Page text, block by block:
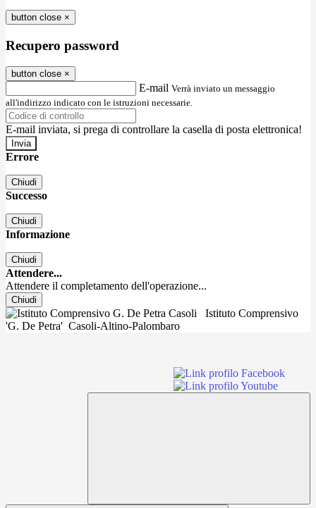
button close ×
Recupero password
button close ×
E-mail Verrà inviato un messaggio
all'indirizzo indicato con le istruzioni necessarie.
E-mail inviata, si prega di controllare la casella di posta elettronica!
Errore
Chiudi
Successo
Chiudi
Informazione
Chiudi
Attendere...
Attendere il completamento dell'operazione...
Chiudi
Istituto Comprensivo
'G. De Petra' Casoli-Altino-Palombaro